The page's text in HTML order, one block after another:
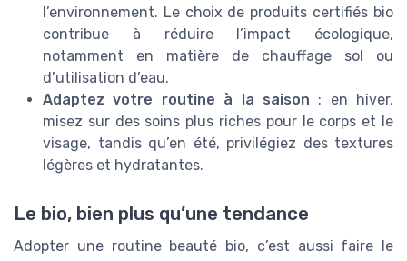
l’environnement. Le choix de produits certifiés bio
contribue à réduire l’impact écologique,
notamment en matière de chauffage sol ou
d’utilisation d’eau.
Adaptez votre routine à la saison : en hiver,
misez sur des soins plus riches pour le corps et le
visage, tandis qu’en été, privilégiez des textures
légères et hydratantes.
Le bio, bien plus qu’une tendance
Adopter une routine beauté bio, c’est aussi faire le